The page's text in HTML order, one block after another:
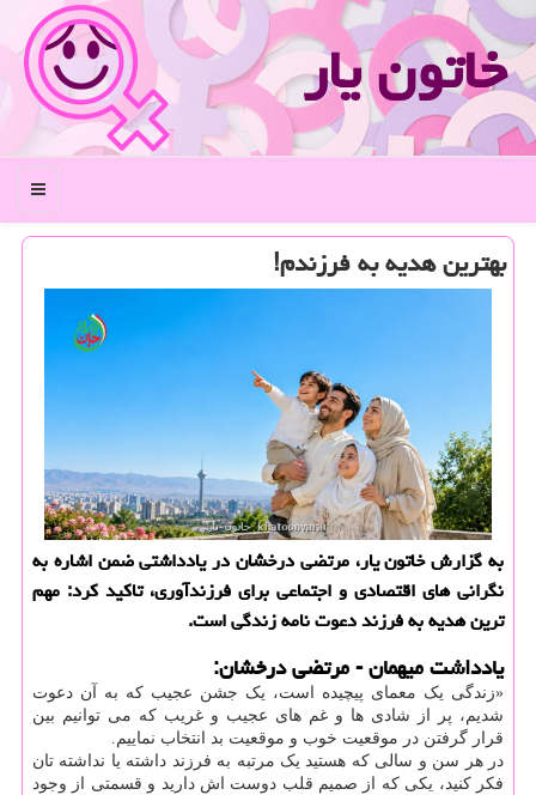
خاتون یار
منو
بهترین هدیه به فرزندم!
به گزارش خاتون یار، مرتضی درخشان در یادداشتی ضمن اشاره به
نگرانی های اقتصادی و اجتماعی برای فرزندآوری، تاکید کرد: مهم
ترین هدیه به فرزند دعوت نامه زندگی است.
یادداشت میهمان - مرتضی درخشان:
«زندگی یک معمای پیچیده است، یک جشن عجیب که به آن دعوت
شدیم، پر از شادی ها و غم های عجیب و غریب که می توانیم بین
قرار گرفتن در موقعیت خوب و موقعیت بد انتخاب نماییم.
در هر سن و سالی که هستید یک مرتبه به فرزند داشته یا نداشته تان
فکر کنید، یکی که از صمیم قلب دوست اش دارید و قسمتی از وجود